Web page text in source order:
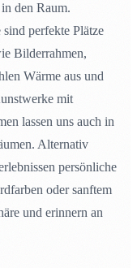
den Raum.
sind perfekte Plätze
Bilderrahmen,
Wärme aus und
mit
lassen uns auch in
Alternativ
persönliche
oder sanftem
und erinnern an